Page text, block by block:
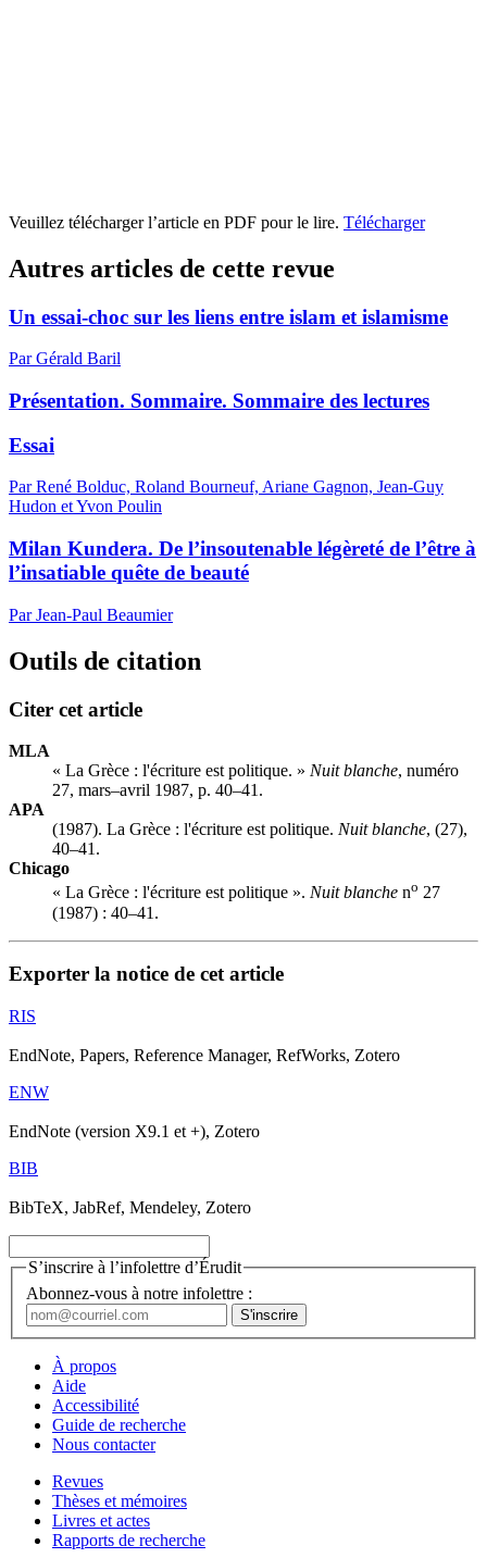
Veuillez télécharger l’article en PDF pour le lire. Télécharger
Autres articles de cette revue
Un essai-choc sur les liens entre islam et islamisme
Par Gérald Baril
Présentation. Sommaire. Sommaire des lectures
Essai
Par René Bolduc, Roland Bourneuf, Ariane Gagnon, Jean-Guy
Hudon et Yvon Poulin
Milan Kundera. De l’insoutenable légèreté de l’être à
l’insatiable quête de beauté
Par Jean-Paul Beaumier
Outils de citation
Citer cet article
MLA
« La Grèce : l'écriture est politique. » Nuit blanche, numéro
27, mars–avril 1987, p. 40–41.
APA
(1987). La Grèce : l'écriture est politique. Nuit blanche, (27),
40–41.
Chicago
« La Grèce : l'écriture est politique ». Nuit blanche no 27
(1987) : 40–41.
Exporter la notice de cet article
RIS
EndNote, Papers, Reference Manager, RefWorks, Zotero
ENW
EndNote (version X9.1 et +), Zotero
BIB
BibTeX, JabRef, Mendeley, Zotero
S’inscrire à l’infolettre d’Érudit
Abonnez-vous à notre infolettre :
À propos
Aide
Accessibilité
Guide de recherche
Nous contacter
Revues
Thèses et mémoires
Livres et actes
Rapports de recherche